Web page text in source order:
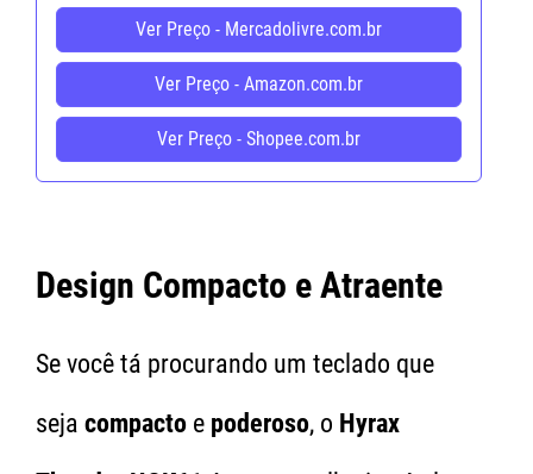
Ver Preço - Mercadolivre.com.br
Ver Preço - Amazon.com.br
Ver Preço - Shopee.com.br
Design Compacto e Atraente
Se você tá procurando um teclado que
seja compacto e poderoso, o Hyrax